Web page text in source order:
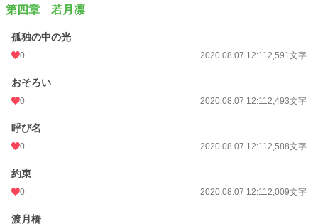
第四章 若月凛
孤独の中の光
0 2020.08.07 12:112,591文字
おそろい
0 2020.08.07 12:112,493文字
呼び名
0 2020.08.07 12:112,588文字
約束
0 2020.08.07 12:112,009文字
渡月橋